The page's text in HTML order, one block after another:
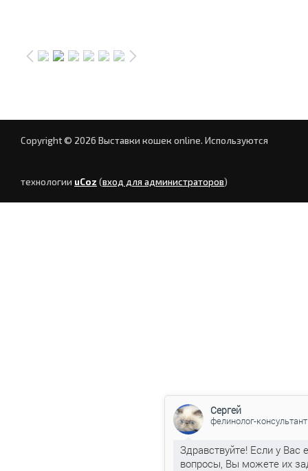
Copyright © 2026 Выставки кошек online. Используются
технологии uCoz (вход для администраторов)
Сергей
фелинолог-консультант
Здравствуйте! Если у Вас
вопросы, Вы можете их